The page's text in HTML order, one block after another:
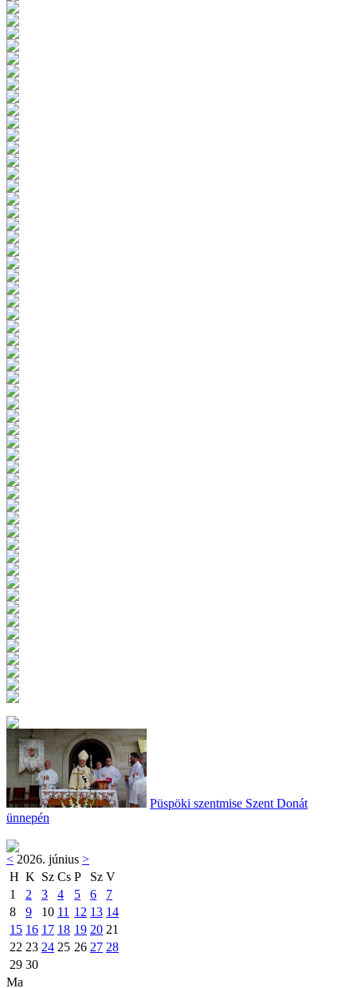
Püspöki szentmise Szent Donát
ünnepén
< 2026. június >
H K Sz Cs P Sz V
1
2 3 4 5 6
7
8
9 10 11 12 13 14
15 16 17 18 19 20 21
22 23 24 25 26 27 28
29 30
Ma